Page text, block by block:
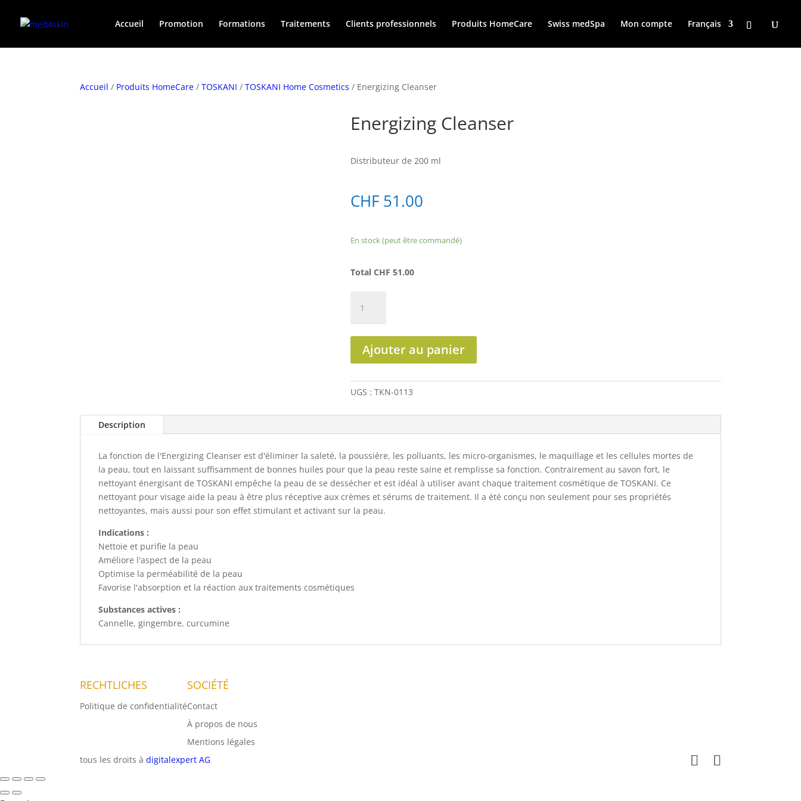
Accueil Promotion Formations Traitements Clients professionnels Produits HomeCare Swiss medSpa Mon compte Français
Accueil / Produits HomeCare /TOSKANI /TOSKANI Home Cosmetics / Energizing Cleanser
Energizing Cleanser
Distributeur de 200 ml
CHF 51.00
En stock (peut être commandé)
Total CHF 51.00
Cleanser
Ajouter au panier
UGS :TKN-0113
Description
La fonction de l'Energizing Cleanser est d'éliminer la saleté, la poussière, les polluants, les micro-organismes, le maquillage et les cellules mortes de
la peau, tout en laissant suffisamment de bonnes huiles pour que la peau reste saine et remplisse sa fonction. Contrairement au savon fort, le
nettoyant énergisant de TOSKANI empêche la peau de se dessécher et est idéal à utiliser avant chaque traitement cosmétique de TOSKANI. Ce
nettoyant pour visage aide la peau à être plus réceptive aux crèmes et sérums de traitement. Il a été conçu non seulement pour ses propriétés
nettoyantes, mais aussi pour son effet stimulant et activant sur la peau.
Indications :
Nettoie et purifie la peau
Améliore l'aspect de la peau
Optimise la perméabilité de la peau
Favorise l'absorption et la réaction aux traitements cosmétiques
Substances actives :
Cannelle, gingembre, curcumine
RECHTLICHES
Politique de confidentialité
SOCIÉTÉ
Contact
À propos de nous
Mentions légales
tous les droits àdigitalexpert AG